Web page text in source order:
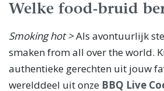
Welke food-bruid
Smoking hot >Als avontuurlijk
smaken from all over the world.
authentieke gerechten uit jouw
werelddeel uit onze BBQ Live